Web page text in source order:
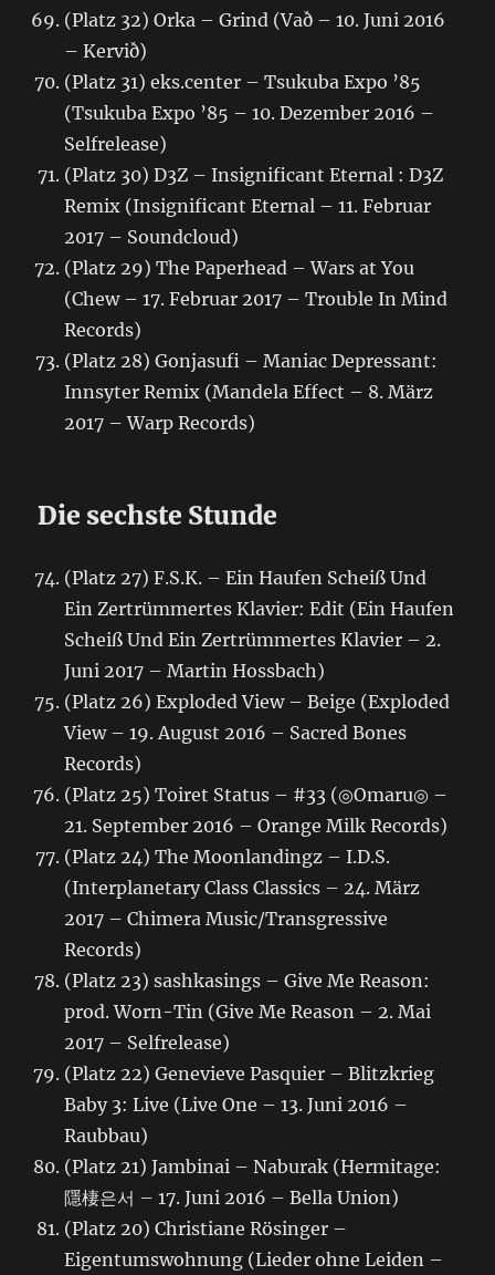
(Platz 32) Orka – Grind (Vað – 10. Juni 2016
– Kervið)
(Platz 31) eks.center – Tsukuba Expo ’85
(Tsukuba Expo ’85 – 10. Dezember 2016 –
Selfrelease)
(Platz 30) D3Z – Insignificant Eternal : D3Z
Remix (Insignificant Eternal – 11. Februar
2017 – Soundcloud)
(Platz 29) The Paperhead – Wars at You
(Chew – 17. Februar 2017 – Trouble In Mind
Records)
(Platz 28) Gonjasufi – Maniac Depressant:
Innsyter Remix (Mandela Effect – 8. März
2017 – Warp Records)
Die sechste Stunde
(Platz 27) F.S.K. – Ein Haufen Scheiß Und
Ein Zertrümmertes Klavier: Edit (Ein Haufen
Scheiß Und Ein Zertrümmertes Klavier – 2.
Juni 2017 – Martin Hossbach)
(Platz 26) Exploded View – Beige (Exploded
View – 19. August 2016 – Sacred Bones
Records)
(Platz 25) Toiret Status – #33 (◎Omaru◎ –
21. September 2016 – Orange Milk Records)
(Platz 24) The Moonlandingz – I.D.S.
(Interplanetary Class Classics – 24. März
2017 – Chimera Music/Transgressive
Records)
(Platz 23) sashkasings – Give Me Reason:
prod. Worn-Tin (Give Me Reason – 2. Mai
2017 – Selfrelease)
(Platz 22) Genevieve Pasquier – Blitzkrieg
Baby 3: Live (Live One – 13. Juni 2016 –
Raubbau)
(Platz 21) Jambinai – Naburak (Hermitage:
隱棲은서 – 17. Juni 2016 – Bella Union)
(Platz 20) Christiane Rösinger –
Eigentumswohnung (Lieder ohne Leiden –